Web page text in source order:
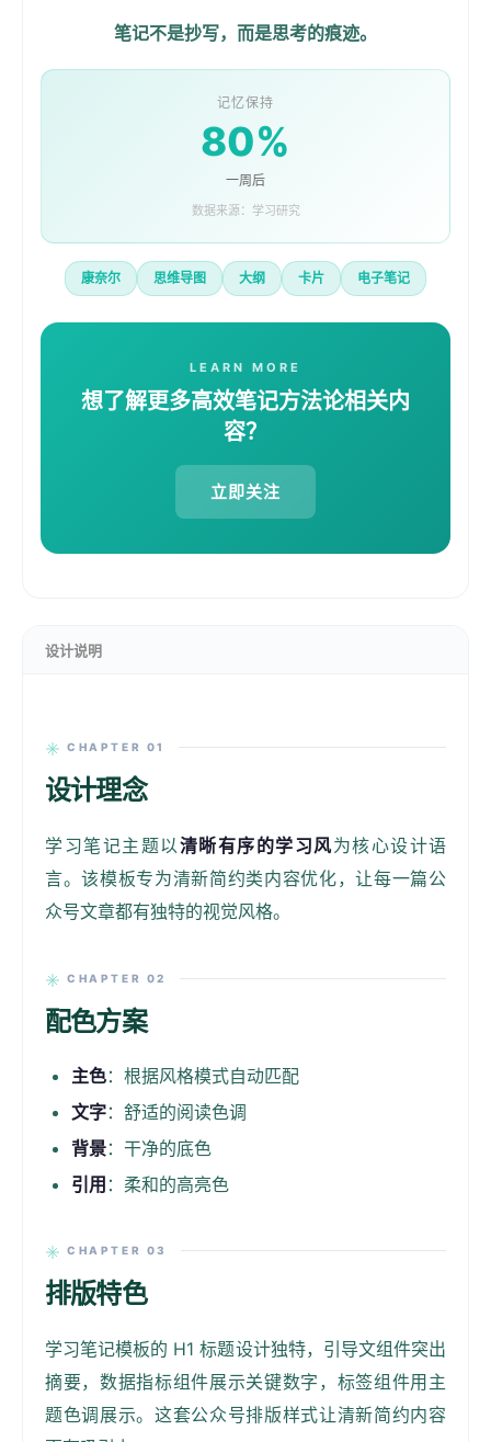
笔记不是抄写，而是思考的痕迹。
记忆保持
80%
一周后
数据来源：学习研究
康奈尔 思维导图 大纲 卡片 电子笔记
LEARN MORE
想了解更多高效笔记方法论相关内
容？
立即关注
设计说明
CHAPTER 01
设计理念
学习笔记主题以 清晰有序的学习风为核心设计语
言。该模板专为清新简约类内容优化，让每一篇公
众号文章都有独特的视觉风格。
CHAPTER 02
配色方案
主色：根据风格模式自动匹配
文字：舒适的阅读色调
背景：干净的底色
引用 ：柔和的高亮色
CHAPTER 03
排版特色
学习笔记模板的 H1 标题设计独特，引导文组件突出
摘要，数据指标组件展示关键数字，标签组件用主
题色调展示。这套公众号排版样式让清新简约内容